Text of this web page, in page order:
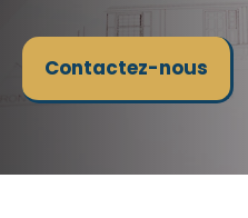
Contactez-nous